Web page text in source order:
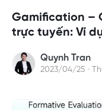
Gamification –
trực tuyến: Ví
Quynh Tran
2023/04/25 ·